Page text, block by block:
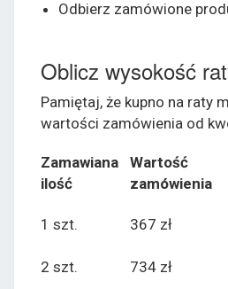
Odbierz zamówione
Oblicz wysokość
Pamiętaj, że kupno na raty
wartości zamówienia od
Zamawiana
ilość
Wartość
zamówienia
1 szt. 367 zł
2 szt.
734 zł